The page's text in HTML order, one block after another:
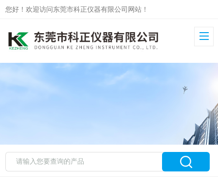
您好！欢迎访问东莞市科正仪器有限公司网站！